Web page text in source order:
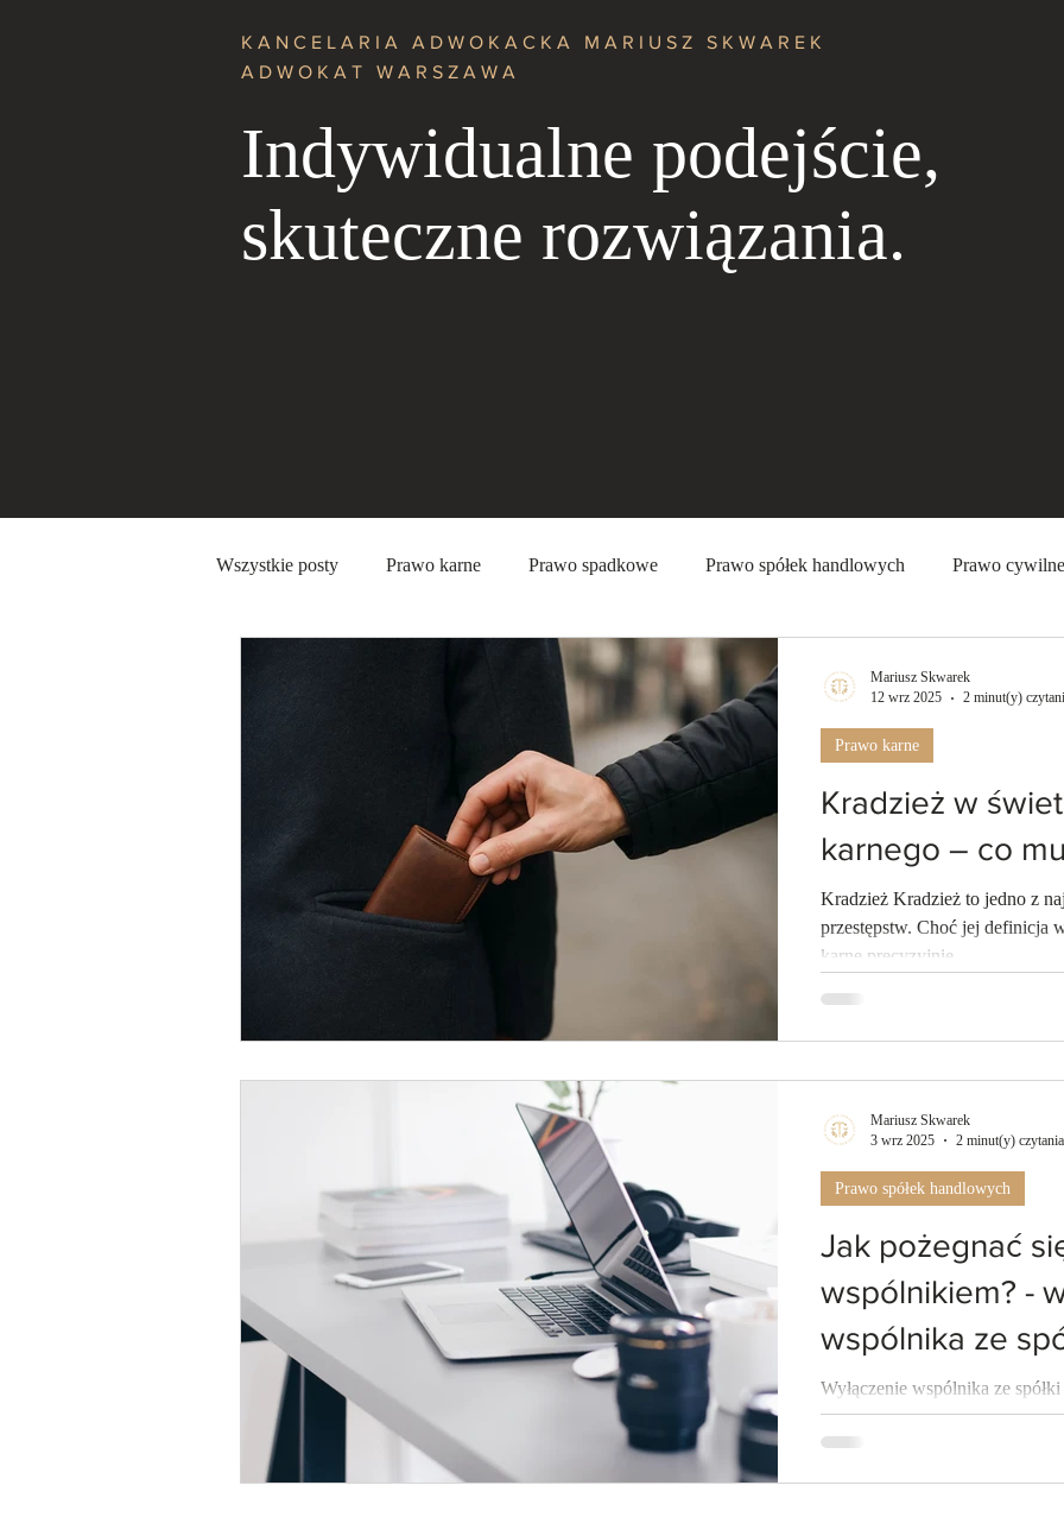
KANCELARIA ADWOKACKA MARIUSZ SKWAREK
ADWOKAT WARSZAWA
Indywidualne podejście,
skuteczne rozwiązania.
Wszystkie posty Prawo karne Prawo spadkowe Prawo spółek handlowych Prawo cywilne
Nieruchomości Aktualności
Kradzież w
karnego – co
Kradzież Kradzież to jedno z
przestępstw. Choć jej definicja
karne precyzyjnie...
Prawo karne
Mariusz Skwarek
12 wrz 2025
2 minut(y)
Jak pożegnać
wspólnikiem? -
wspólnika ze
Wyłączenie wspólnika ze
ograniczoną
małżeństwa. Na początku jest...
Prawo spółek handlowych
Mariusz Skwarek
3 wrz 2025
2 minut(y) czytania